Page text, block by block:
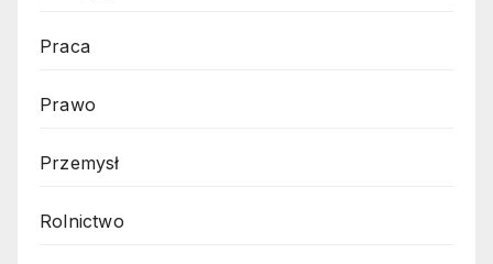
Praca
Prawo
Przemysł
Rolnictwo